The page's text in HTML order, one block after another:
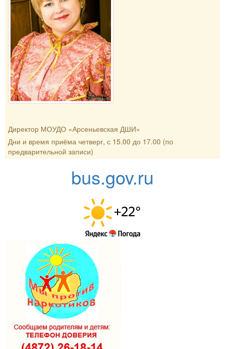
Директор МОУДО «Арсеньевская ДШИ»
Дни и время приёма четверг, с 15.00 до 17.00 (по
предварительной записи)
bus.gov.ru